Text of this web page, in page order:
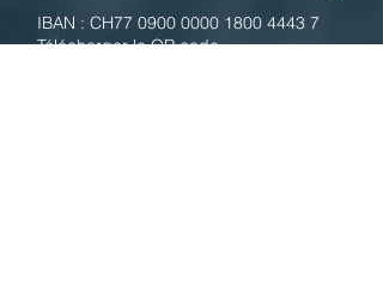
IBAN : CH77 0900 0000 1800 4443 7
Télécharger le QR code